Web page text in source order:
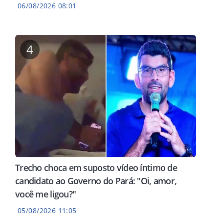
O SEU
que deixarão
com o
Franzé Silva é recepcionado
por mais de duas mil
pessoas em Parnaíba
06/08/2026 08:01
4
Trecho choca em suposto vídeo íntimo de
candidato ao Governo do Pará: "Oi, amor,
você me ligou?"
05/08/2026 11:05